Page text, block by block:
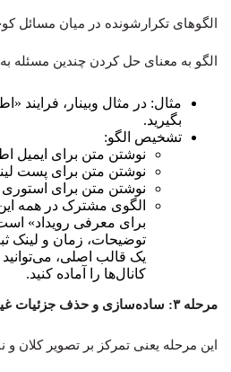
الگوهای تکرارشونده در میان
الگو به معنای حل کردن چندین
مثال: در مثال وبینار، فرایند
بگیرید.
تشخیص الگو:
نوشتن متن برای ایمیل
نوشتن متن برای پست
نوشتن متن برای استوری
الگوی مشترک در همه
برای معرفی رویداد»
توضیحات، زمان و لینک
یک قالب اصلی،
کانال‌ها را آماده کنید.
مرحله ۳: ساده‌سازی و حذف جزئیات غیرضروری
این مرحله یعنی تمرکز بر تصویر کلان و